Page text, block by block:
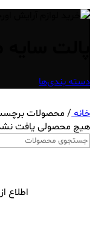
دسته بندی‌ها
خانه/ محصولات
هیچ محصولی یافت
اطلاع